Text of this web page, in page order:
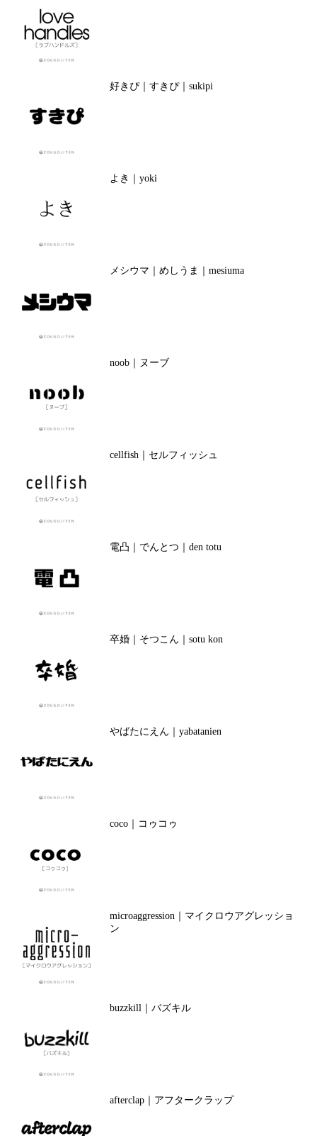
好きぴ｜すきぴ｜sukipi
よき｜yoki
メシウマ｜めしうま｜mesiuma
noob｜ヌーブ
cellfish｜セルフィッシュ
電凸｜でんとつ｜den totu
卒婚｜そつこん｜sotu kon
やばたにえん｜yabatanien
coco｜コゥコゥ
microaggression｜マイクロウアグレッショ
ン
buzzkill｜バズキル
afterclap｜アフタークラップ